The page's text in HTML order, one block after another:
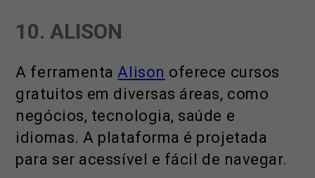
10. ALISON
A ferramentaAlison oferece cursos
gratuitos em diversas áreas, como
negócios, tecnologia, saúde e
idiomas. A plataforma é projetada
para ser acessível e fácil de navegar.